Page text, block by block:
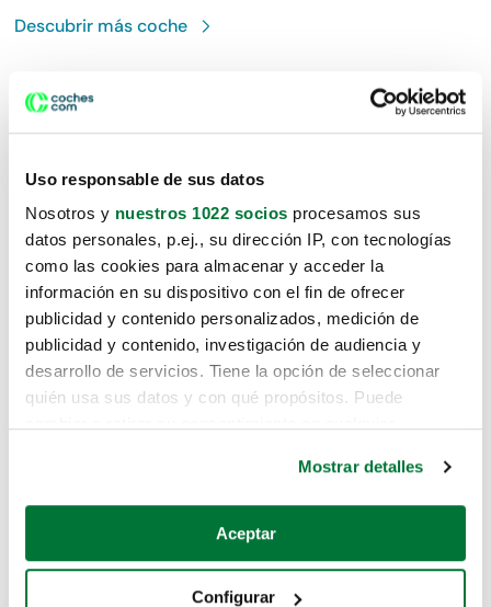
Uso responsable de sus datos
Nosotros y nuestros 1022 socios procesamos sus
datos personales, p.ej., su dirección IP, con tecnologías
como las cookies para almacenar y acceder la
información en su dispositivo con el fin de ofrecer
publicidad y contenido personalizados, medición de
publicidad y contenido, investigación de audiencia y
desarrollo de servicios. Tiene la opción de seleccionar
quién usa sus datos y con qué propósitos. Puede
Si lo permite, también quisiéramos:
Recopilar información sobre su ubicación geográfica
Mostrar detalles
Aceptar
Configurar
Descubrir máscoche